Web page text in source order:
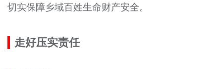
榜样人物
身边好人
切实保障乡域百姓生命财产安全。
走好压实责任